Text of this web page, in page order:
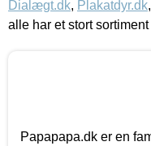
Dialægt.dk, Plakatdyr.dk,
alle har et stort
Papapapa.dk er en